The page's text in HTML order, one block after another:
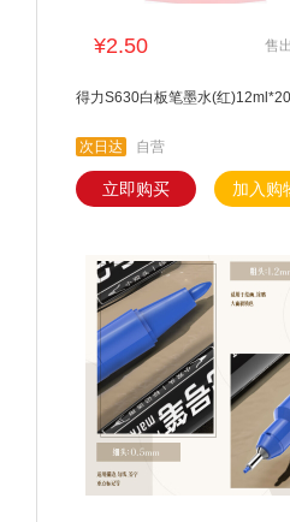
¥2.50 售
得力S630白板笔墨水(红)12ml*20
次日达 自营
立即购买 加入购